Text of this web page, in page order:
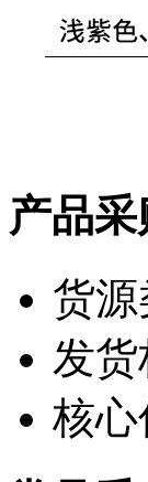
产品采
货
发
核